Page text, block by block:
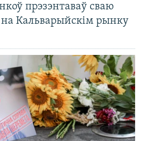
прэзэнтаваў сваю
Кальварыйскім рынку